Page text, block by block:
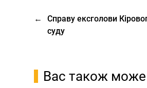
←
Справу ексголови
суду
Вас також може